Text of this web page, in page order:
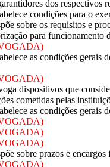
dos respectivos
condições para o
sobre os requisitos e
para funcionamento
as condições gerais
dispositivos que
cometidas pelas
as condições gerais
sobre prazos e